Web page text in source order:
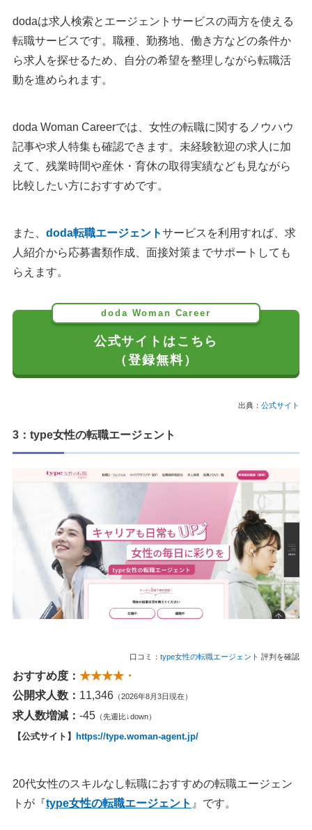
dodaは求人検索とエージェントサービスの両方を使える
転職サービスです。職種、勤務地、働き方などの条件か
ら求人を探せるため、自分の希望を整理しながら転職活
動を進められます。
doda Woman Careerでは、女性の転職に関するノウハウ
記事や求人特集も確認できます。未経験歓迎の求人に加
えて、残業時間や産休・育休の取得実績なども見ながら
比較したい方におすすめです。
また、 doda転職エージェントサービスを利用すれば、求
人紹介から応募書類作成、面接対策までサポートしても
らえます。
doda Woman Career
公式サイトはこちら
（登録無料）
出典： 公式サイト
3：type女性の転職エージェント
口コミ： type女性の転職エージェント 評判を確認
おすすめ度： ★★★★・
公開求人数： 11,346 （2026年8月3日現在）
求人数増減： -45 （先週比↓down）
【公式サイト】 https://type.woman-agent.jp/
20代女性のスキルなし転職におすすめの転職エージェン
トが『type女性の転職エージェント 』です。